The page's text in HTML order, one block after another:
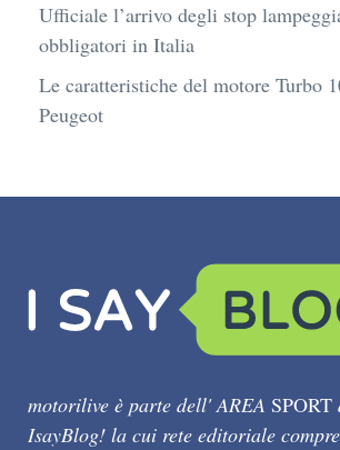
Ufficiale l’arrivo degli stop
obbligatori in Italia
Le caratteristiche del motore Turbo
Peugeot
motorilive è parte dell' AREA SPORT
IsayBlog! la cui rete editoriale